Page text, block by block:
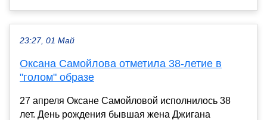
23:27, 01 Май
Оксана Самойлова отметила 38-летие в
"голом" образе
27 апреля Оксане Самойловой исполнилось 38
лет. День рождения бывшая жена Джигана